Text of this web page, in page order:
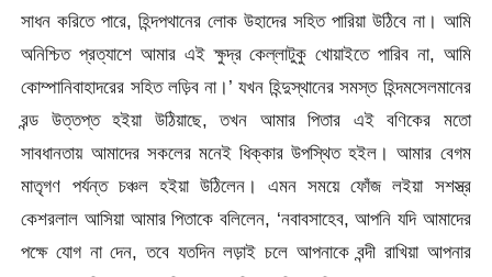
সাধন করিতে পারে, হিন্দপথানের লোক উহাদের সহিত পারিয়া উঠিবে না। আমি
অনিশ্চিত প্রত্যাশে আমার এই ক্ষুদ্র কেল্লাটুকু খোয়াইতে পারিব না, আমি
কোম্পানিবাহাদরের সহিত লড়িব না।’ যখন হিন্দুস্থানের সমস্ত হিন্দমসেলমানের
রন্ড উত্তপ্ত হইয়া উঠিয়াছে, তখন আমার পিতার এই বণিকের মতো
সাবধানতায় আমাদের সকলের মনেই ধিক্কার উপস্থিত হইল। আমার বেগম
মাতৃগণ পর্যন্ত চঞ্চল হইয়া উঠিলেন। এমন সময়ে ফোঁজ লইয়া সশস্ত্র
কেশরলাল আসিয়া আমার পিতাকে বলিলেন, ‘নবাবসাহেব, আপনি যদি আমাদের
পক্ষে যোগ না দেন, তবে যতদিন লড়াই চলে আপনাকে বন্দী রাখিয়া আপনার